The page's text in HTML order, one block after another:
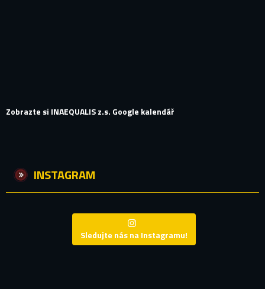
Zobrazte si INAEQUALIS z.s. Google kalendář
INSTAGRAM
Sledujte nás na Instagramu!